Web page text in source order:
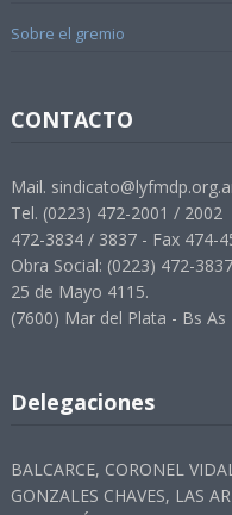
Sobre el gremio
CONTACTO
Mail.
Tel. (0223) 472-2001 / 2002
472-3834 / 3837 - Fax 474-
Obra Social: (0223) 472-3837
25 de Mayo 4115.
(7600) Mar del Plata - Bs As
Delegaciones
BALCARCE, CORONEL
GONZALES CHAVES, LAS